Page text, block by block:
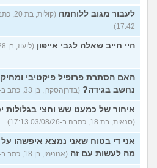
לעבור מגוב ללוחמה
17:42)
היי חייב שאלה לגבי אייפון (ליעוז, בן 28, כתב ב-03/08/26 17:33)
האם הסתרת פרופיל פיקטיבי
נחשב בגידה? (בדרןהסקרן, בן 33, כתב ב-03/08/26 17:24)
איחור של כמעט שש וחצי בגלולות
(סנאית, בת 18, כתבה ב-03/08/26 17:13)
אני די בטוח שאני נמצא איפשהו על
מה לעשות עם זה (אנונימי, בן 18, כתב ב-03/08/26 17:02)